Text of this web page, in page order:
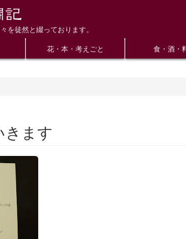
を徒然と綴っております。
花・本・考えごと 食・酒・
きます